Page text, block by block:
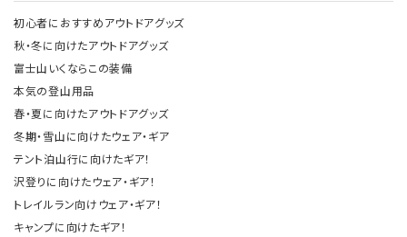
初心者におすすめアウトドアグッズ
秋・冬に向けたアウトドアグッズ
富士山いくならこの装備
本気の登山用品
春・夏に向けたアウトドアグッズ
冬期・雪山に向けたウェア・ギア
テント泊山行に向けたギア！
沢登りに向けたウェア・ギア！
トレイルラン向けウェア・ギア！
キャンプに向けたギア！